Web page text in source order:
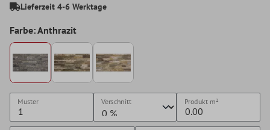
Lieferzeit 4-6 Werktage
Farbe: Anthrazit
Muster Verschnitt Produkt m²